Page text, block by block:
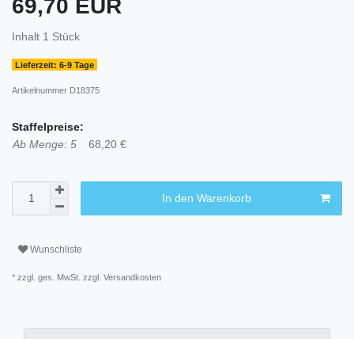
69,70 EUR
Inhalt 1 Stück
Lieferzeit: 6-9 Tage
Artikelnummer D18375
Staffelpreise:
Ab Menge: 5
68,20 €
In den Warenkorb
Wunschliste
* zzgl. ges. MwSt. zzgl. Versandkosten